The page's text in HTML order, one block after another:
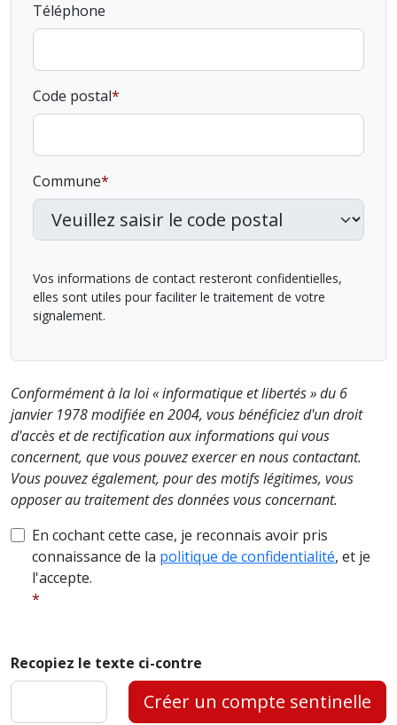
Téléphone
Code postal
Commune
Vos informations de contact resteront confidentielles,
elles sont utiles pour faciliter le traitement de votre
signalement.
Conformément à la loi « informatique et libertés » du 6
janvier 1978 modifiée en 2004, vous bénéficiez d'un droit
d'accès et de rectification aux informations qui vous
concernent, que vous pouvez exercer en nous contactant.
Vous pouvez également, pour des motifs légitimes, vous
opposer au traitement des données vous concernant.
En cochant cette case, je reconnais avoir pris
connaissance de la politique de confidentialité, et je
l'accepte.
Recopiez le texte ci-contre
Créer un compte sentinelle